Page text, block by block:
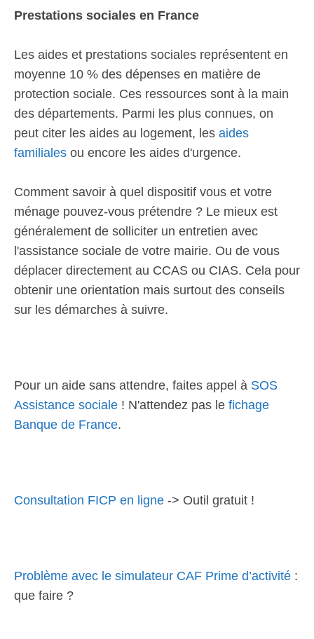
Prestations sociales en France
Les aides et prestations sociales représentent en
moyenne 10 % des dépenses en matière de
protection sociale. Ces ressources sont à la main
des départements. Parmi les plus connues, on
peut citer les aides au logement, les aides
familiales ou encore les aides d'urgence.
Comment savoir à quel dispositif vous et votre
ménage pouvez-vous prétendre ? Le mieux est
généralement de solliciter un entretien avec
l'assistance sociale de votre mairie. Ou de vous
déplacer directement au CCAS ou CIAS. Cela pour
obtenir une orientation mais surtout des conseils
sur les démarches à suivre.
Pour un aide sans attendre, faites appel à SOS
Assistance sociale ! N'attendez pas le fichage
Banque de France.
Consultation FICP en ligne -> Outil gratuit !
Problème avec le simulateur CAF Prime d’activité :
que faire ?